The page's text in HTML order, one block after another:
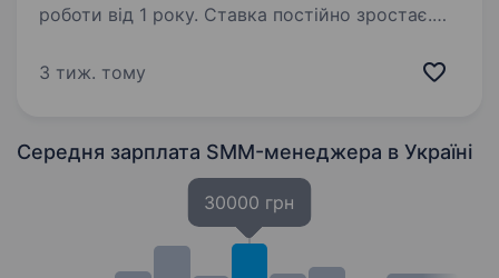
роботи від 1 року. Ставка постійно зростає.
+Бонуси по результатам роботи Ми —
обслуговування банківської техніки…
3 тиж. тому
Середня зарплата SMM-менеджера в Україні
30000 грн